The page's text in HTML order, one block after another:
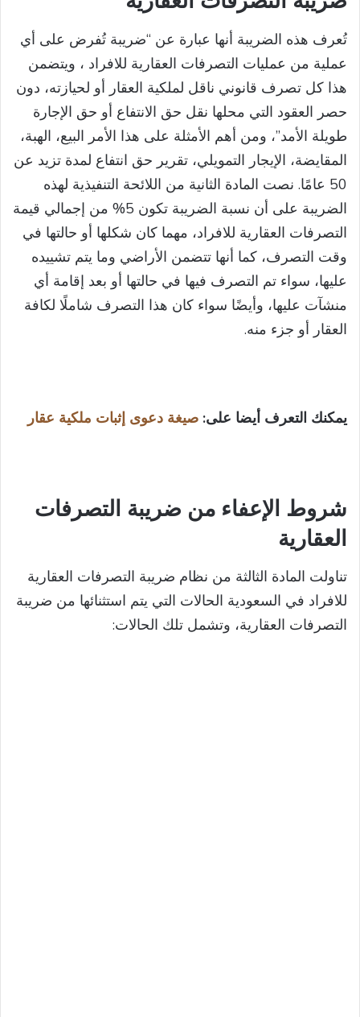
تُعرف هذه الضريبة أنها عبارة عن “ضريبة تُفرض على أي
عملية من عمليات التصرفات العقارية للافراد ، ويتضمن
هذا كل تصرف قانوني ناقل لملكية العقار أو لحيازته، دون
حصر العقود التي محلها نقل حق الانتفاع أو حق الإجارة
طويلة الأمد”، ومن أهم الأمثلة على هذا الأمر البيع، الهبة،
المقايضة، الإيجار التمويلي، تقرير حق انتفاع لمدة تزيد عن
50 عامًا. نصت المادة الثانية من اللائحة التنفيذية لهذه
الضريبة على أن نسبة الضريبة تكون 5% من إجمالي قيمة
التصرفات العقارية للافراد، مهما كان شكلها أو حالتها في
وقت التصرف، كما أنها تتضمن الأراضي وما يتم تشييده
عليها، سواء تم التصرف فيها في حالتها أو بعد إقامة أي
منشآت عليها، وأيضًا سواء كان هذا التصرف شاملًا لكافة
العقار أو جزء منه.
يمكنك التعرف أيضا على: صيغة دعوى إثبات ملكية عقار
شروط الإعفاء من ضريبة التصرفات
العقارية
تناولت المادة الثالثة من نظام ضريبة التصرفات العقارية
للافراد في السعودية الحالات التي يتم استثنائها من ضريبة
التصرفات العقارية، وتشمل تلك الحالات: